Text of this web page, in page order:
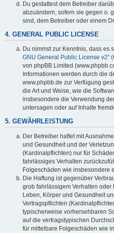
Du gestattest dem Betreiber
abzuändern, sofern sie gegen o.
sind, dem Betreiber oder einem
4. GENERAL PUBLIC LICENSE
Du nimmst zur Kenntnis, dass es
GNU General Public License v2“
von phpBB Limited
Informationen werden durch die
www.phpbb.de zur Verfügung
die Art und Weise, wie die
insbesondere die Verwendung
untersagen oder auf Inhalte
5. GEWÄHRLEISTUNG
Der Betreiber haftet mit
und Gesundheit und der
(Kardinalpflichten) nur für
fahrlässiges Verhalten
Folgeschäden wie insbesondere
Die Haftung ist gegenüber
grob fahrlässigem Verhalten
Leben, Körper und Gesundheit
Vertragspflichten
typischerweise vorhersehbaren
auf die vertragstypischen
für mittelbare Folgeschäden wie